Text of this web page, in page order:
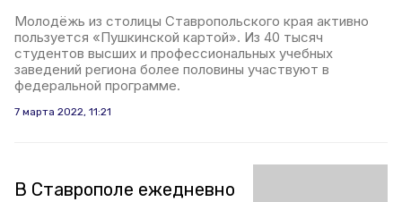
Молодёжь из столицы Ставропольского края активно
пользуется «Пушкинской картой». Из 40 тысяч
студентов высших и профессиональных учебных
заведений региона более половины участвуют в
федеральной программе.
7 марта 2022, 11:21
В Ставрополе ежедневно